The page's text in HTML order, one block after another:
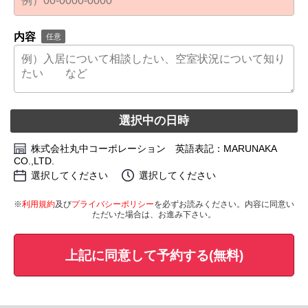
内容 任意
選択中の日時
株式会社丸中コーポレーション 英語表記：MARUNAKA
CO.,LTD.
選択してください
選択してください
※利用規約及びプライバシーポリシーを必ずお読みください。内容に同意い
ただいた場合は、お進み下さい。
上記に同意して予約する(無料)